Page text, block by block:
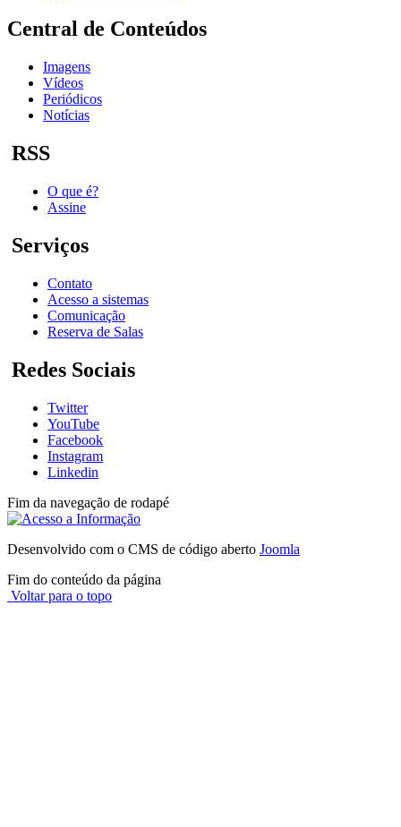
Central de Conteúdos
Imagens
Vídeos
Periódicos
Notícias
RSS
O que é?
Assine
Serviços
Contato
Acesso a sistemas
Comunicação
Reserva de Salas
Redes Sociais
Twitter
YouTube
Facebook
Instagram
Linkedin
Fim da navegação de rodapé
Desenvolvido com o CMS de código aberto Joomla
Fim do conteúdo da página
Voltar para o topo